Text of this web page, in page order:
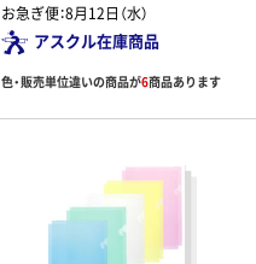
お急ぎ便：8月12日（水）
アスクル在庫商品
色・販売単位違いの商品が6商品あります